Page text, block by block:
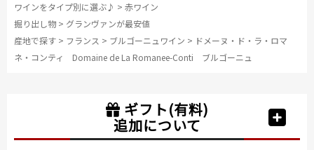
ワインをタイプ別に選ぶ♪ > 赤ワイン
掘り出し物 > グランヴァンが最安値
産地で探す > フランス > ブルゴーニュワイン > ドメーヌ・ド・ラ・ロマ
ネ・コンティ Domaine de La Romanee-Conti ブルゴーニュ
ギフト(有料)
追加について